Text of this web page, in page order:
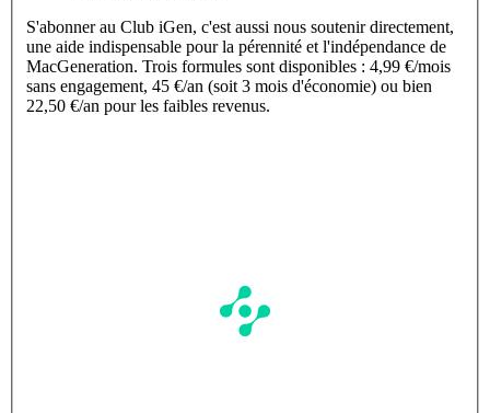
S'abonner au Club iGen, c'est aussi nous soutenir directement,
une aide indispensable pour la pérennité et l'indépendance de
MacGeneration. Trois formules sont disponibles : 4,99 €/mois
sans engagement, 45 €/an (soit 3 mois d'économie) ou bien
22,50 €/an pour les faibles revenus.